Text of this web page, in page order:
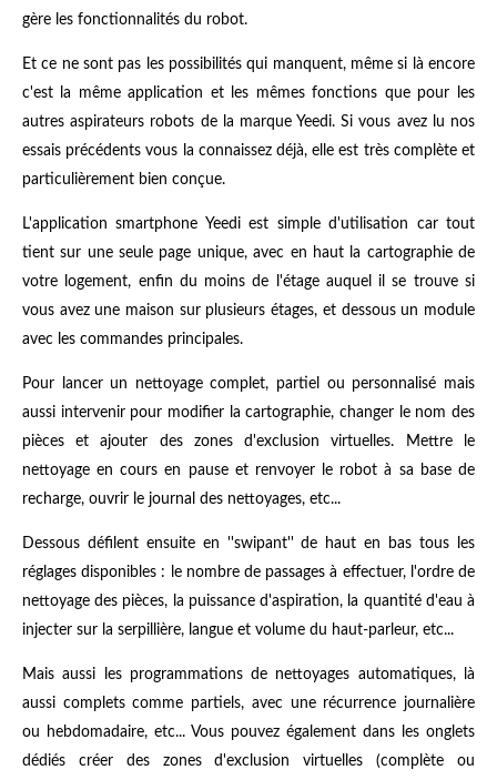
gère les fonctionnalités du robot.
Et ce ne sont pas les possibilités qui manquent, même si là encore
c'est la même application et les mêmes fonctions que pour les
autres aspirateurs robots de la marque Yeedi. Si vous avez lu nos
essais précédents vous la connaissez déjà, elle est très complète et
particulièrement bien conçue.
L'application smartphone Yeedi est simple d'utilisation car tout
tient sur une seule page unique, avec en haut la cartographie de
votre logement, enfin du moins de l'étage auquel il se trouve si
vous avez une maison sur plusieurs étages, et dessous un module
avec les commandes principales.
Pour lancer un nettoyage complet, partiel ou personnalisé mais
aussi intervenir pour modifier la cartographie, changer le nom des
pièces et ajouter des zones d'exclusion virtuelles. Mettre le
nettoyage en cours en pause et renvoyer le robot à sa base de
recharge, ouvrir le journal des nettoyages, etc...
Dessous défilent ensuite en ''swipant'' de haut en bas tous les
réglages disponibles : le nombre de passages à effectuer, l'ordre de
nettoyage des pièces, la puissance d'aspiration, la quantité d'eau à
injecter sur la serpillière, langue et volume du haut-parleur, etc...
Mais aussi les programmations de nettoyages automatiques, là
aussi complets comme partiels, avec une récurrence journalière
ou hebdomadaire, etc... Vous pouvez également dans les onglets
dédiés créer des zones d'exclusion virtuelles (complète ou